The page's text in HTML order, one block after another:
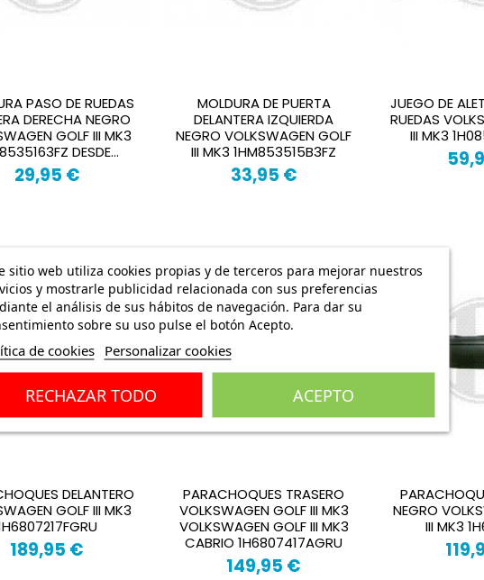
PASO DE RUEDAS
DERECHA NEGRO
GOLF III MK3
DESDE...
29,95 €
MOLDURA DE PUERTA
DELANTERA IZQUIERDA
NEGRO VOLKSWAGEN GOLF
III MK3 1HM853515B3FZ
33,95 €
JUEGO DE
RUEDAS
III MK3
DELANTERO
GOLF III MK3
189,95 €
PARACHOQUES TRASERO
VOLKSWAGEN GOLF III MK3
VOLKSWAGEN GOLF III MK3
CABRIO 1H6807417AGRU
149,95 €
NEGRO
III MK3
sitio web utiliza cookies propias y de terceros para mejorar nuestros
y mostrarle publicidad relacionada con sus preferencias
el análisis de sus hábitos de navegación. Para dar su
sobre su uso pulse el botón Acepto.
de cookies Personalizar cookies
RECHAZAR TODO ACEPTO